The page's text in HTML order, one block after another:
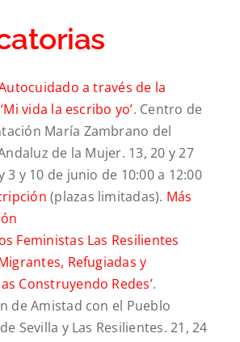
a través de la
vida la escribo yo’. Centro de
María Zambrano del
de la Mujer. 13, 20 y 27
3 y 10 de junio de 10:00 a 12:00
(plazas limitadas). Más
Feministas Las Resilientes
Refugiadas y
Construyendo Redes’.
de Amistad con el Pueblo
Sevilla y Las Resilientes. 21, 24